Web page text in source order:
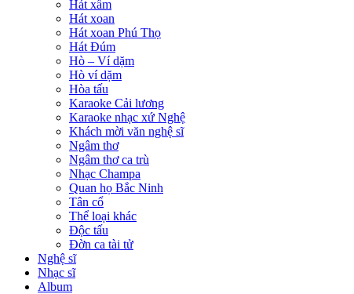
Hát xẩm
Hát xoan
Hát xoan Phú Thọ
Hát Đúm
Hò – Ví dặm
Hò ví dặm
Hòa tấu
Karaoke Cải lương
Karaoke nhạc xứ Nghệ
Khách mời văn nghệ sĩ
Ngâm thơ
Ngâm thơ ca trù
Nhạc Champa
Quan họ Bắc Ninh
Tân cổ
Thể loại khác
Độc tấu
Đờn ca tài tử
Nghệ sĩ
Nhạc sĩ
Album